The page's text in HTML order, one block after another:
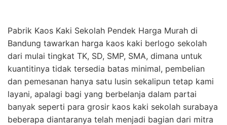
Pabrik Kaos Kaki Sekolah Pendek Harga Murah di
Bandung tawarkan harga kaos kaki berlogo sekolah
dari mulai tingkat TK, SD, SMP, SMA, dimana untuk
kuantitinya tidak tersedia batas minimal, pembelian
dan pemesanan hanya satu lusin sekalipun tetap kami
layani, apalagi bagi yang berbelanja dalam partai
banyak seperti para grosir kaos kaki sekolah surabaya
beberapa diantaranya telah menjadi bagian dari mitra